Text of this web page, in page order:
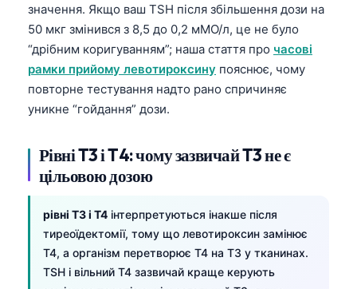
значення. Якщо ваш TSH після збільшення дози на
50 мкг змінився з 8,5 до 0,2 мМО/л, це не було
“дрібним коригуванням”; наша стаття про часові
рамки прийому левотироксину пояснює, чому
повторне тестування надто рано спричиняє
уникне “гойдання” дози.
Рівні T3 і T4: чому зазвичай T3 не є
цільовою дозою
рівні T3 і T4 інтерпретуються інакше після
тиреоїдектомії, тому що левотироксин замінює
T4, а організм перетворює T4 на T3 у тканинах.
TSH і вільний T4 зазвичай краще керують
Português
Ελληνικά
Türkçe
简体中文
فارسی
Dansk
Nederlands
Bahasa Indonesia